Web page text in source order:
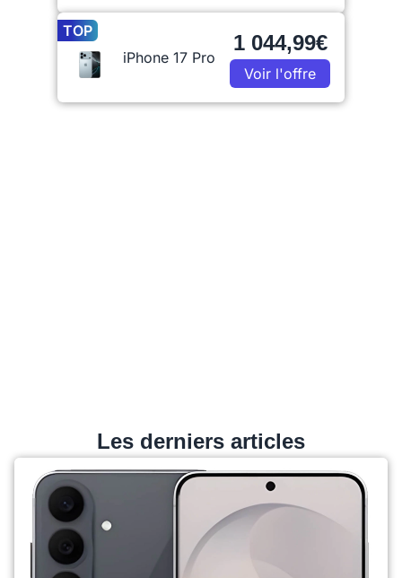
TOP
iPhone 17 Pro
1 044,99€
Voir l'offre
Les derniers articles